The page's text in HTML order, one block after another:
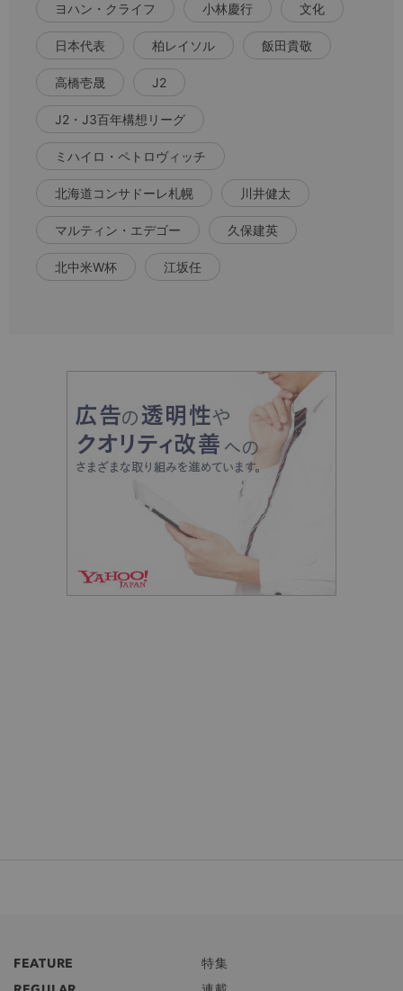
ヨハン・クライフ 小林慶行 文化
日本代表 柏レイソル 飯田貴敬
高橋壱晟 J2
J2・J3百年構想リーグ
ミハイロ・ペトロヴィッチ
北海道コンサドーレ札幌 川井健太
マルティン・エデゴー 久保建英
北中米W杯 江坂任
FEATURE
特集